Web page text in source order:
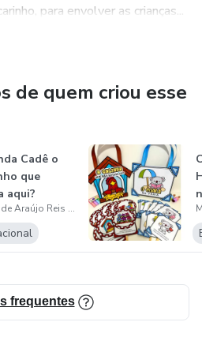
para envolver as crianças...
de quem criou esse
Cadê o
que
aqui?
Marisa de Araújo Reis Faustino
frequentes